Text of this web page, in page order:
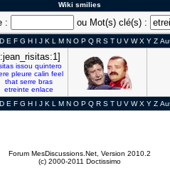
Wiki smilies
: ou Mot(s) clé(s) :
D E F G H I J K L M N O P Q R S T U V W X Y Z
issou quintero
pleure calin feel
that serre bras
etreinte enlace
D E F G H I J K L M N O P Q R S T U V W X Y Z
Forum MesDiscussions.Net , Version 2010.2
(c) 2000-2011 Doctissimo